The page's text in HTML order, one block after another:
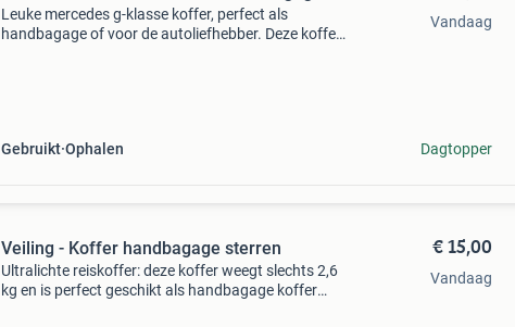
Leuke mercedes g-klasse koffer, perfect als
handbagage of voor de autoliefhebber. Deze koffer
Gebruikt Ophalen
Vandaag
Dagtopper
Veiling - Koffer handbagage sterren
Ultralichte reiskoffer: deze koffer weegt slechts 2,6
kg en is perfect geschikt als handbagage koffer
€ 15,00
Vandaag